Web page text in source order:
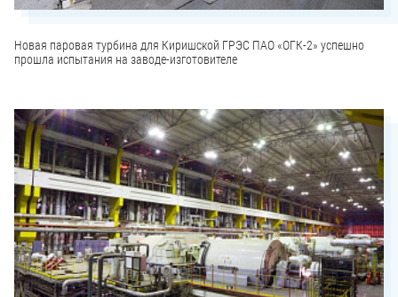
Новая паровая турбина для Киришской ГРЭС ПАО «ОГК-2» успешно
прошла испытания на заводе-изготовителе